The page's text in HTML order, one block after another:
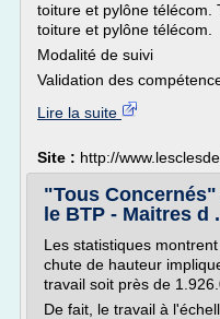
toiture et pylône télécom.
toiture et pylône télécom.
Modalité de suivi
Validation des
Lire la suite
Site : http://
"Tous
le BTP - Maitres d
Les statistiques
chute de hauteur
travail soit près de
De fait, le travail à